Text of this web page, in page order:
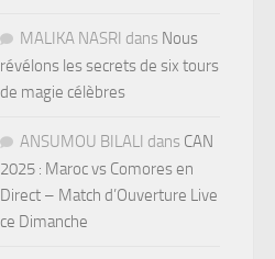
MALIKA NASRI dans Nous
révélons les secrets de six tours
de magie célèbres
ANSUMOU BILALI dans CAN
2025 : Maroc vs Comores en
Direct – Match d’Ouverture Live
ce Dimanche